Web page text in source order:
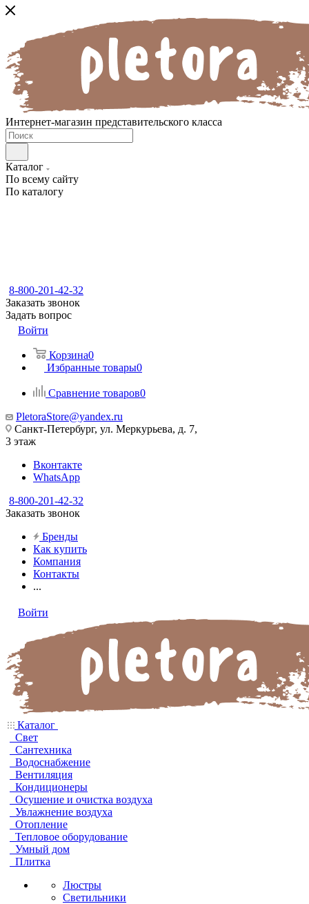
Интернет-магазин представительского класса
Каталог
По всему сайту
По каталогу
8-800-201-42-32
Заказать звонок
Задать вопрос
Войти
Корзина0
Избранные товары0
Сравнение товаров0
PletoraStore@yandex.ru
Санкт-Петербург, ул. Меркурьева, д. 7,
3 этаж
Вконтакте
WhatsApp
8-800-201-42-32
Заказать звонок
Бренды
Как купить
Компания
Контакты
...
Войти
Каталог
Свет
Сантехника
Водоснабжение
Вентиляция
Кондиционеры
Осушение и очистка воздуха
Увлажнение воздуха
Отопление
Тепловое оборудование
Умный дом
Плитка
Люстры
Светильники